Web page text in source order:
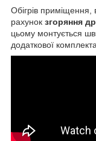
Обігрів приміщення,
рахунок згоряння
цьому монтується
додаткової